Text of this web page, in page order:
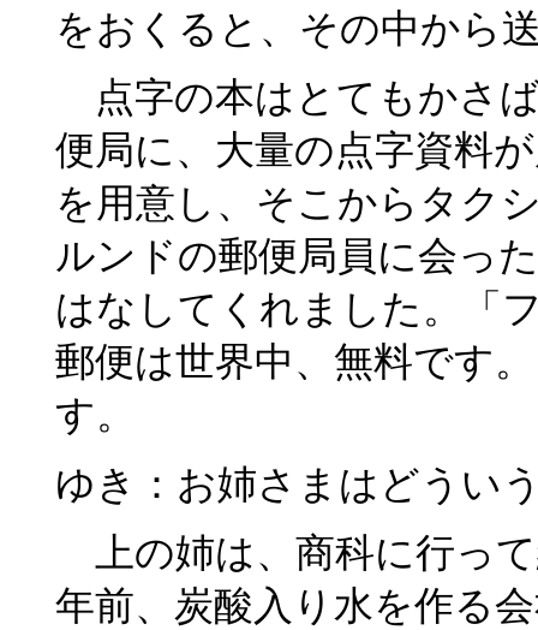
をおくると、その中から
点字の本はとてもかさ
便局に、大量の点字資料
を用意し、そこからタク
ルンドの郵便局員に会っ
はなしてくれました。「
郵便は世界中、無料です
す。
ゆき：お姉さまはどうい
上の姉は、商科に行っ
年前、炭酸入り水を作る